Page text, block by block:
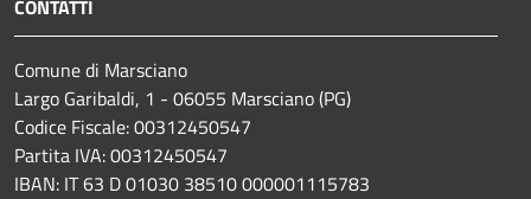
CONTATTI
Comune di Marsciano
Largo Garibaldi, 1 - 06055 Marsciano (PG)
Codice Fiscale: 00312450547
Partita IVA: 00312450547
IBAN: IT 63 D 01030 38510 000001115783